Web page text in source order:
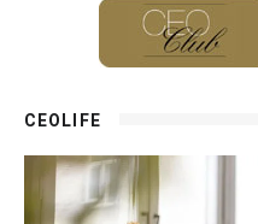
CEOLIFE